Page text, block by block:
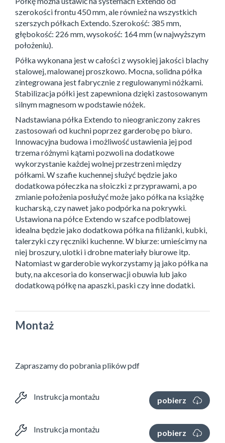
szerokości frontu 450 mm, ale również na wszystkich
szerszych półkach Extendo. Szerokość: 385 mm,
głębokość: 226 mm, wysokość: 164 mm (w najwyższym
położeniu).
Półka wykonana jest w całości z wysokiej jakości blachy
stalowej, malowanej proszkowo. Mocna, solidna półka
zintegrowana jest fabrycznie z regulowanymi nóżkami.
Stabilizacja półki jest zapewniona dzięki zastosowanym
silnym magnesom w podstawie nóżek.
Nadstawiana półka Extendo to nieograniczony zakres
zastosowań od kuchni poprzez garderobę po biuro.
Innowacyjna budowa i możliwość ustawienia jej pod
trzema różnymi kątami pozwoli na dodatkowe
wykorzystanie każdej wolnej przestrzeni między
półkami. W szafie kuchennej służyć będzie jako
dodatkowa półeczka na słoiczki z przyprawami, a po
zmianie położenia posłużyć może jako półka na książkę
kucharską, czy nawet jako podpórka na pokrywki.
Ustawiona na półce Extendo w szafce podblatowej
idealna będzie jako dodatkowa półka na filiżanki, kubki,
talerzyki czy ręczniki kuchenne. W biurze: umieścimy na
niej broszury, ulotki i drobne materiały biurowe itp.
Natomiast w garderobie wykorzystamy ją jako półka na
buty, na akcesoria do konserwacji obuwia lub jako
dodatkową półkę na apaszki, paski czy inne dodatki.
Montaż
Zapraszamy do pobrania plików pdf
Instrukcja montażu pobierz
Instrukcja montażu pobierz